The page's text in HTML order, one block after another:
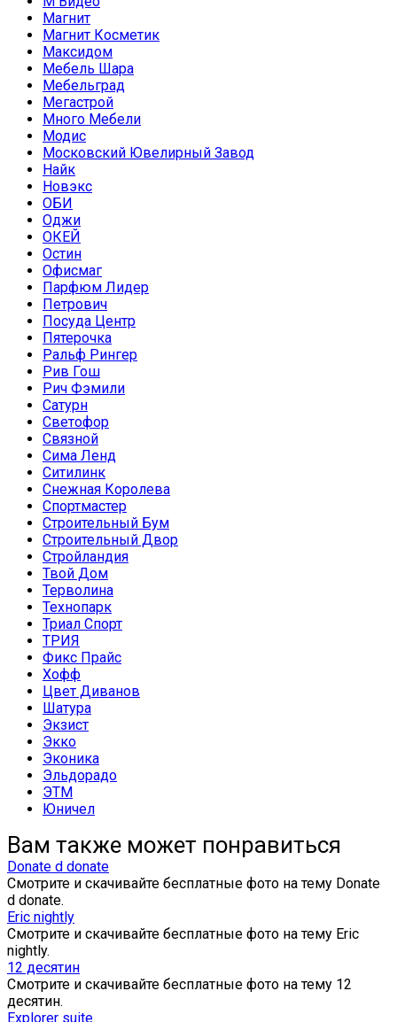
Магнит
Магнит Косметик
Максидом
Мебель Шара
Мебельград
Мегастрой
Много Мебели
Модис
Московский Ювелирный Завод
Найк
Новэкс
ОБИ
Оджи
ОКЕЙ
Остин
Офисмаг
Парфюм Лидер
Петрович
Посуда Центр
Пятерочка
Ральф Рингер
Рив Гош
Рич Фэмили
Сатурн
Светофор
Связной
Сима Ленд
Ситилинк
Снежная Королева
Спортмастер
Строительный Бум
Строительный Двор
Стройландия
Твой Дом
Терволина
Технопарк
Триал Спорт
ТРИЯ
Фикс Прайс
Хофф
Цвет Диванов
Шатура
Экзист
Экко
Эконика
Эльдорадо
ЭТМ
Юничел
Вам также может понравиться
Donate d donate
Смотрите и скачивайте бесплатные фото на тему Donate
d donate.
Eric nightly
Смотрите и скачивайте бесплатные фото на тему Eric
nightly.
12 десятин
Смотрите и скачивайте бесплатные фото на тему 12
десятин.
Explorer suite